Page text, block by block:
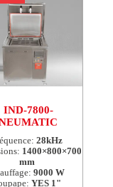
IND-7800-
28kHz
1400×800×700
mm
9000 W
YES 1"